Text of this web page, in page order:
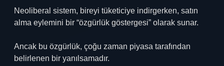
Neoliberal sistem, bireyi tüketiciye indirgerken, satın
alma eylemini bir “özgürlük göstergesi” olarak sunar.
Ancak bu özgürlük, çoğu zaman piyasa tarafından
belirlenen bir yanılsamadır.